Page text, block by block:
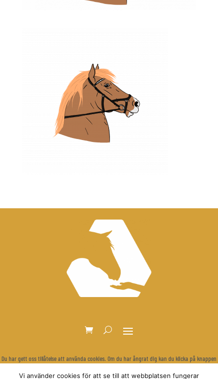
Du har gett oss tillåtelse att använda cookies. Om du har ångrat dig kan du klicka på knappen
Vi använder cookies för att se till att webbplatsen fungerar